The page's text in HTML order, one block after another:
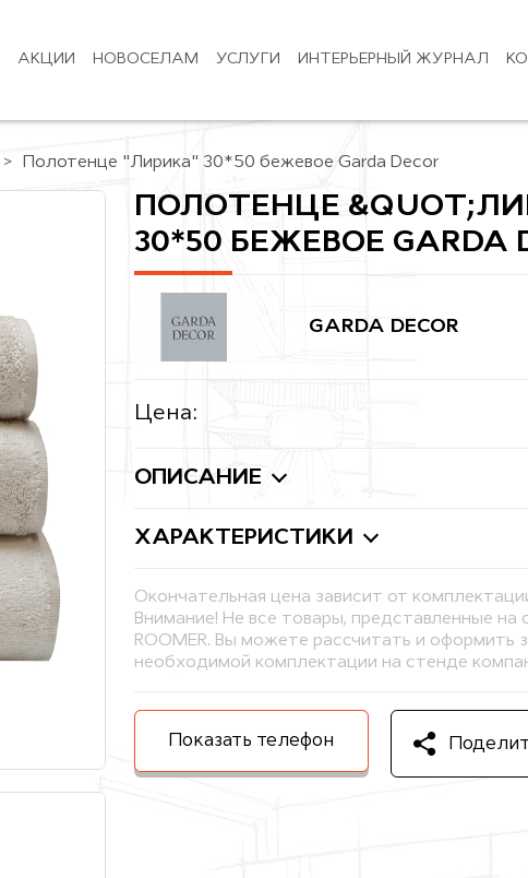
АКЦИИ НОВОСЕЛАМ УСЛУГИ ИНТЕРЬЕРНЫЙ ЖУРНАЛ
Полотенце "Лирика" 30*50 бежевое Garda Decor
ПОЛОТЕНЦЕ
30*50 БЕЖЕВОЕ GARDA
GARDA DECOR
Цена:
ОПИСАНИЕ
ХАРАКТЕРИСТИКИ
Окончательная цена зависит от
Внимание! Не все товары, представленные на
ROOMER. Вы можете рассчитать и оформить
необходимой комплектации на стенде
Показать телефон